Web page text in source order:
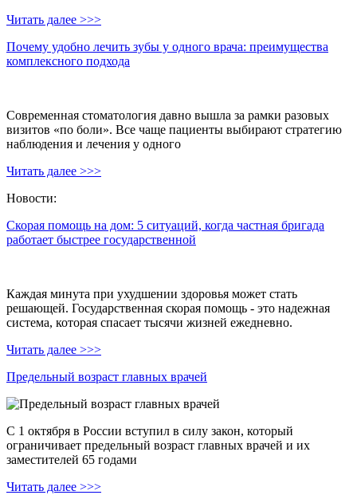
Читать далее >>>
Почему удобно лечить зубы у одного врача: преимущества
комплексного подхода
Современная стоматология давно вышла за рамки разовых
визитов «по боли». Все чаще пациенты выбирают стратегию
наблюдения и лечения у одного
Читать далее >>>
Новости:
Скорая помощь на дом: 5 ситуаций, когда частная бригада
работает быстрее государственной
Каждая минута при ухудшении здоровья может стать
решающей. Государственная скорая помощь - это надежная
система, которая спасает тысячи жизней ежедневно.
Читать далее >>>
Предельный возраст главных врачей
С 1 октября в России вступил в силу закон, который
ограничивает предельный возраст главных врачей и их
заместителей 65 годами
Читать далее >>>